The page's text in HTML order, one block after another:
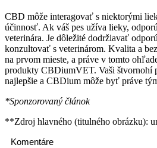
CBD môže interagovať s niektorými
účinnosť. Ak váš pes užíva lieky,
veterinára. Je dôležité dodržiavať
konzultovať s veterinárom. Kvalita a
na prvom mieste, a práve v tomto
produkty CBDiumVET. Vaši štvornohí
najlepšie a CBDium môže byť práve
*Sponzorovaný článok
**Zdroj hlavného (titulného obrázku):
Komentáre